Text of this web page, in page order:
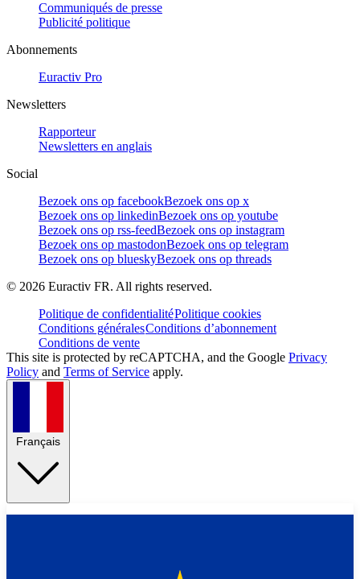
Communiqués de presse
Publicité politique
Abonnements
Euractiv Pro
Newsletters
Rapporteur
Newsletters en anglais
Social
Bezoek ons op facebookBezoek ons op x
Bezoek ons op linkedinBezoek ons op youtube
Bezoek ons op rss-feedBezoek ons op instagram
Bezoek ons op mastodonBezoek ons op telegram
Bezoek ons op blueskyBezoek ons op threads
© 2026 Euractiv FR. All rights reserved.
Politique de confidentialitéPolitique cookies
Conditions généralesConditions d’abonnement
Conditions de vente
This site is protected by reCAPTCHA, and the Google Privacy
Policy and Terms of Service apply.
Français